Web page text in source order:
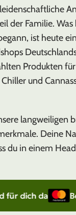
der Familie.
ist heute
Produkten
und
langweiligen
Deine
du in einem
da